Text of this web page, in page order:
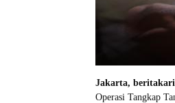
Jakarta,
Operasi Tangkap